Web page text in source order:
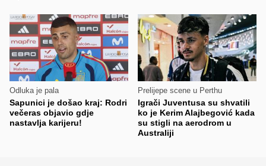
Odluka je pala
Sapunici je došao kraj: Rodri
večeras objavio gdje
nastavlja karijeru!
Prelijepe scene u Perthu
Igrači Juventusa su shvatili
ko je Kerim Alajbegović kada
su stigli na aerodrom u
Australiji